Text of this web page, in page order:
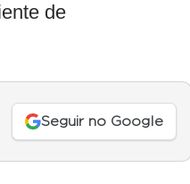
de
Seguir no Google